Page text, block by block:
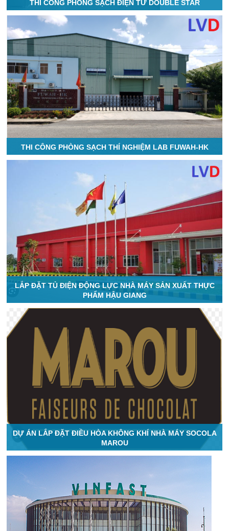
THI CÔNG PHÒNG SẠCH ĐIỆN TỬ DOUBLE STAR
THI CÔNG PHÒNG SẠCH THÍ NGHIỆM LAB FUWAH-HK
LẮP ĐẶT TỦ ĐIỆN ĐỘNG LỰC NHÀ MÁY SẢN XUẤT THỰC
PHẨM HẬU GIANG
DỰ ÁN LẮP ĐẶT ĐIỀU HÒA KHÔNG KHÍ NHÀ MÁY SOCOLA
MAROU